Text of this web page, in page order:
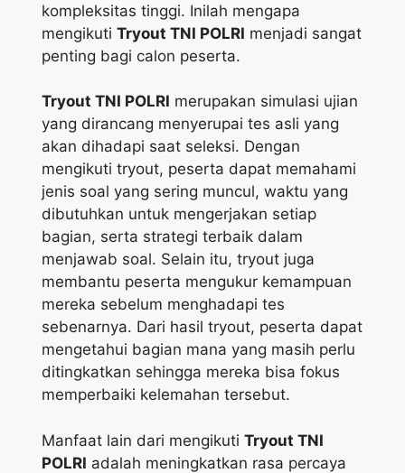
kompleksitas tinggi. Inilah mengapa
mengikuti Tryout TNI POLRI menjadi sangat
penting bagi calon peserta.
Tryout TNI POLRI merupakan simulasi ujian
yang dirancang menyerupai tes asli yang
akan dihadapi saat seleksi. Dengan
mengikuti tryout, peserta dapat memahami
jenis soal yang sering muncul, waktu yang
dibutuhkan untuk mengerjakan setiap
bagian, serta strategi terbaik dalam
menjawab soal. Selain itu, tryout juga
membantu peserta mengukur kemampuan
mereka sebelum menghadapi tes
sebenarnya. Dari hasil tryout, peserta dapat
mengetahui bagian mana yang masih perlu
ditingkatkan sehingga mereka bisa fokus
memperbaiki kelemahan tersebut.
Manfaat lain dari mengikuti Tryout TNI
POLRI adalah meningkatkan rasa percaya